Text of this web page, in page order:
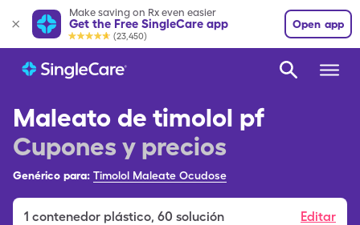
Make saving on Rx even easier
Get the Free SingleCare app
(23,450)
Open app
Maleato de timolol pf
Cupones y precios
Genérico para: Timolol Maleate Ocudose
1 contenedor plástico, 60 solución Editar